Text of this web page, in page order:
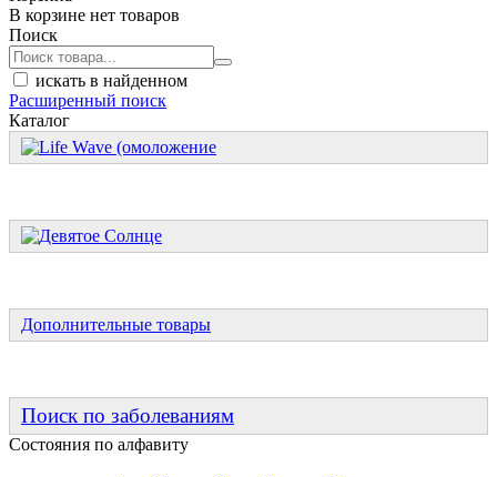
В корзине нет товаров
Поиск
искать в найденном
Расширенный поиск
Каталог
Дополнительные товары
Поиск по заболеваниям
Состояния по алфавиту